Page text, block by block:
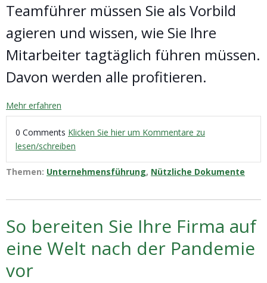
Teamführer müssen Sie als Vorbild
agieren und wissen, wie Sie Ihre
Mitarbeiter tagtäglich führen müssen.
Davon werden alle profitieren.
Mehr erfahren
0 Comments Klicken Sie hier um Kommentare zu
lesen/schreiben
Themen: Unternehmensführung, Nützliche Dokumente
So bereiten Sie Ihre Firma auf
eine Welt nach der Pandemie
vor